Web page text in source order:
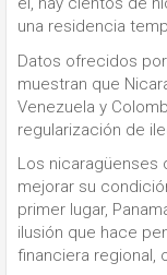
una residencia
Datos ofrecidos
muestran que
Venezuela y
regularización de
Los nicaragüenses
mejorar su
primer lugar,
ilusión que hace
financiera regional,